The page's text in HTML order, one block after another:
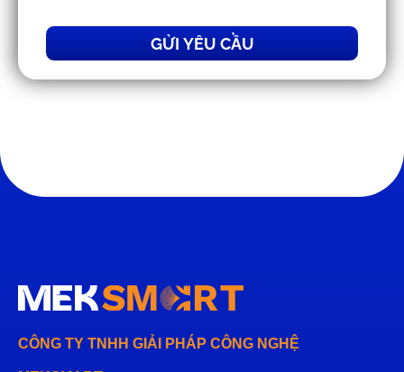
GỬI YÊU CẦU
CÔNG TY TNHH GIẢI PHÁP CÔNG NGHỆ